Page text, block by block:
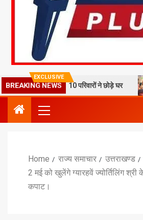
EXCLUSIVE
BREAKING NEWS
से दहशत, 10 परिवारों ने छोड़े घर
Home राज्य समाचार
उत्तराखण्ड
2 मई को खुलेंगे ग्यारहवें ज्योर्तिलिंग श्री
कपाट।